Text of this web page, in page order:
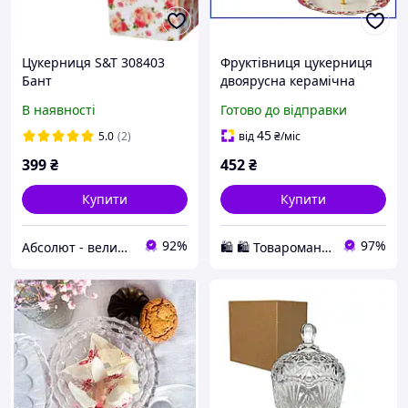
Цукерниця S&T 308403
Бант
В наявності
5.0 (2)
399₴
Купити
Абсолют - великий асортимент товарів для дому ФОП Черевко Євген Володимирович 92%
Фруктівниця цукерниця
двоярусна керамічна
сервірування столу біла
26.5х20.5 см
Готово до відправки
від45₴/міс
452₴
Купити
🛍️ 🛍️ Товароманія 🛍️ 🛍️ 97%